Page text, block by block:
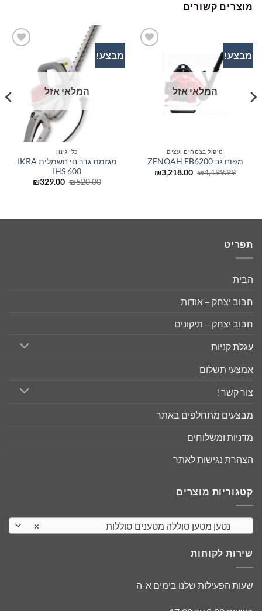
מוצרים קשורים
מבצע!
המלאי אזל
טיפול בצמחים ועצים
מפוח גב ZENOAH EB6200
₪4,199.99
המחיר
₪3,218.00
המחיר
מבצע!
המלאי אזל
כלי גינון
מגזמת גדר חי חשמלית IKRA
IHS 600
₪520.00
המחיר ₪329.00
המחיר
תפריט
הבית
חבוב יצחק – אודות
חבוב יצחק – תיקונים
עגלת קניות
אמצעי תשלום
צור קשר !
מבצעים מתחלפים באתר
מדניות ומשלוחים
הצהרת נגישות לאתר
קטגוריות מוצרים
× נטען מטען סוללה מטענים סוללות
שירות לקוחות
שעות הפעילות שלנו בימים א-ה